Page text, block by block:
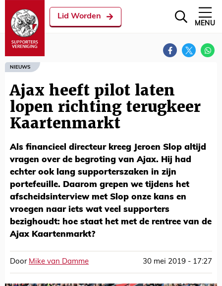
Lid Worden
MENU
NIEUWS
Ajax heeft pilot laten
lopen richting terugkeer
Kaartenmarkt
Als financieel directeur kreeg Jeroen Slop altijd
vragen over de begroting van Ajax. Hij had
echter ook lang supporterszaken in zijn
portefeuille. Daarom grepen we tijdens het
afscheidsinterview met Slop onze kans en
vroegen naar iets wat veel supporters
bezighoudt: hoe staat het met de rentree van de
Ajax Kaartenmarkt?
Door Mike van Damme 30 mei 2019 - 17:27